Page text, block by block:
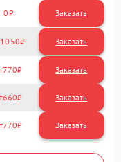
0 Заказать
1050
770
660
770